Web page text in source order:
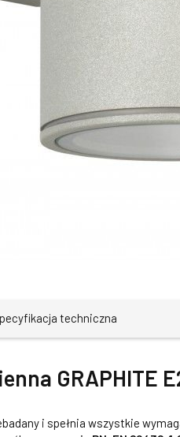
techniczna
GRAPHITE
i spełnia wszystkie